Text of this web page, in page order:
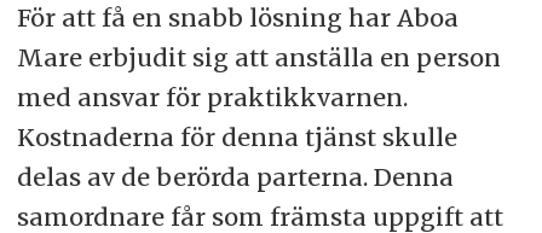
För att få en snabb lösning har Aboa
Mare erbjudit sig att anställa en person
med ansvar för praktikkvarnen.
Kostnaderna för denna tjänst skulle
delas av de berörda parterna. Denna
samordnare får som främsta uppgift att